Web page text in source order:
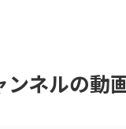
ンネルの動